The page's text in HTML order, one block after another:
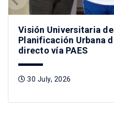
Visión Universitaria
Planificación Urbana
directo vía PAES
30 July, 2026